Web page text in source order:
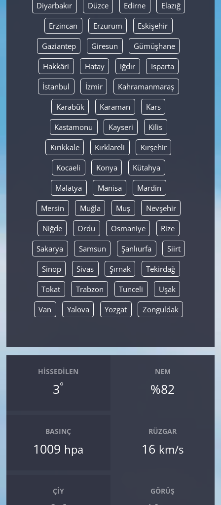
Diyarbakır Düzce Edirne Elazığ
Erzincan Erzurum Eskişehir
Gaziantep Giresun Gümüşhane
Hakkâri Hatay Iğdır Isparta
İstanbul İzmir Kahramanmaraş
Karabük Karaman Kars
Kastamonu Kayseri Kilis
Kırıkkale Kırklareli Kırşehir
Kocaeli Konya Kütahya
Malatya Manisa Mardin
Mersin Muğla Muş Nevşehir
Niğde Ordu Osmaniye Rize
Sakarya Samsun Şanlıurfa Siirt
Sinop Sivas Şırnak Tekirdağ
Tokat Trabzon Tunceli Uşak
Van Yalova Yozgat Zonguldak
HISSEDILEN
3°
NEM
%82
BASINÇ
1009 hpa
RÜZGAR
16 km/s
ÇIY GÖRÜŞ